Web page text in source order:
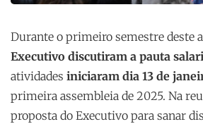
Durante o primeiro semestre deste
Executivo discutiram a pauta
atividades iniciaram dia 13 de
primeira assembleia de 2025. Na
proposta do Executivo para sanar